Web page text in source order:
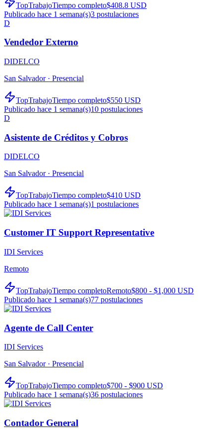
TopTrabajoTiempo completo$408.8 USD
Publicado hace 1 semana(s)3 postulaciones
D
Vendedor Externo
DIDELCO
San Salvador · Presencial
TopTrabajoTiempo completo$550 USD
Publicado hace 1 semana(s)10 postulaciones
D
Asistente de Créditos y Cobros
DIDELCO
San Salvador · Presencial
TopTrabajoTiempo completo$410 USD
Publicado hace 1 semana(s)1 postulaciones
Customer IT Support Representative
IDI Services
Remoto
TopTrabajoTiempo completoRemoto$800 - $1,000 USD
Publicado hace 1 semana(s)77 postulaciones
Agente de Call Center
IDI Services
San Salvador · Presencial
TopTrabajoTiempo completo$700 - $900 USD
Publicado hace 1 semana(s)36 postulaciones
Contador General